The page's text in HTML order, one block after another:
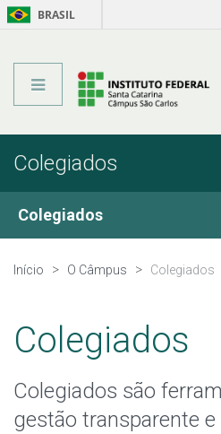
BRASIL
Colegiados
Colegiados
Colegiado do Câmpus
Início O Câmpus Colegiados
Colegiados
Colegiados são
gestão transparente